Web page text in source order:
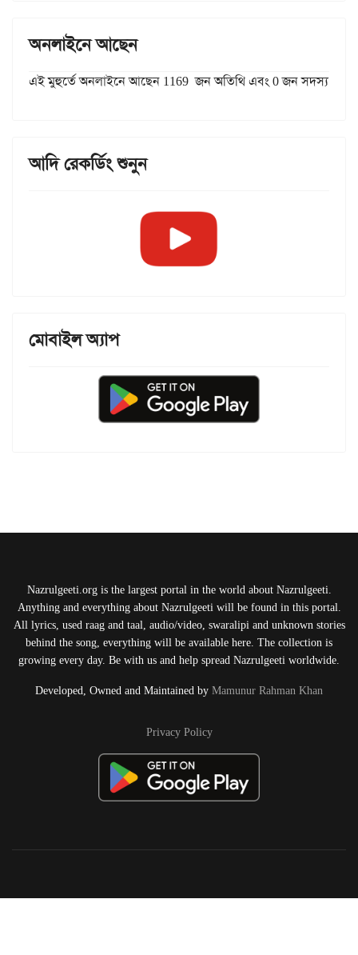
অনলাইনে আছেন
এই মুহুর্তে অনলাইনে আছেন 1169 জন অতিথি এবং 0 জন সদস্য
আদি রেকর্ডিং শুনুন
মোবাইল অ্যাপ
Nazrulgeeti.org is the largest portal in the world about Nazrulgeeti.
Anything and everything about Nazrulgeeti will be found in this portal.
All lyrics, used raag and taal, audio/video, swaralipi and unknown stories
behind the song, everything will be available here. The collection is
growing every day. Be with us and help spread Nazrulgeeti worldwide.
Developed, Owned and Maintained by Mamunur Rahman Khan
Privacy Policy